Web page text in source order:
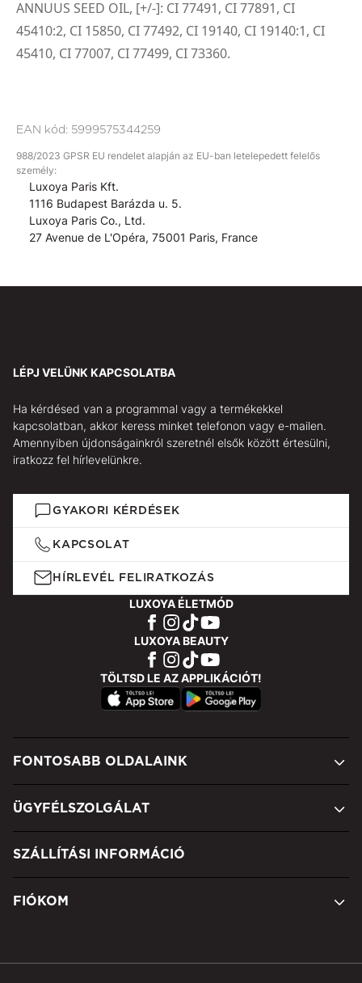
ANNUUS SEED OIL, [+/-]: CI 77491, CI 77891, CI
45410:2, CI 15850, CI 77492, CI 19140, CI 19140:1, CI
45410, CI 77007, CI 77499, CI 73360.
EAN kód: 5999575344259
988/2023 GPSR EU rendelet alapján az EU-ban letelepedett felelős
személy:
Luxoya Paris Kft.
1116 Budapest Barázda u. 5.
Luxoya Paris Co., Ltd.
27 Avenue de L'Opéra, 75001 Paris, France
LÉPJ VELÜNK KAPCSOLATBA
Ha kérdésed van a programmal vagy a termékekkel
kapcsolatban, akkor keress minket telefonon vagy e-mailen.
Amennyiben újdonságainkról szeretnél elsők között értesülni,
iratkozz fel hírlevelünkre.
GYAKORI KÉRDÉSEK
KAPCSOLAT
HÍRLEVÉL FELIRATKOZÁS
LUXOYA ÉLETMÓD
LUXOYA BEAUTY
TÖLTSD LE AZ APPLIKÁCIÓT!
FONTOSABB OLDALAINK
ÜGYFÉLSZOLGÁLAT
SZÁLLÍTÁSI INFORMÁCIÓ
FIÓKOM